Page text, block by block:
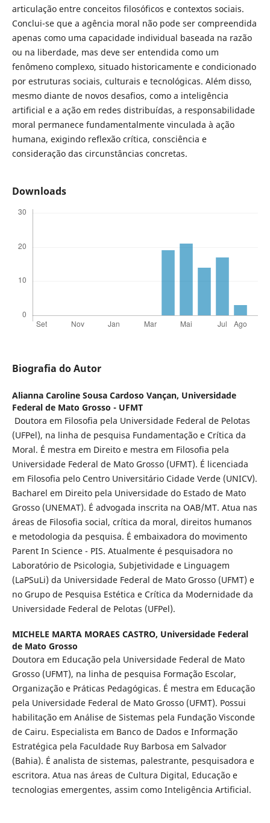
articulação entre conceitos filosóficos e contextos sociais.
Conclui-se que a agência moral não pode ser compreendida
apenas como uma capacidade individual baseada na razão
ou na liberdade, mas deve ser entendida como um
fenômeno complexo, situado historicamente e condicionado
por estruturas sociais, culturais e tecnológicas. Além disso,
mesmo diante de novos desafios, como a inteligência
artificial e a ação em redes distribuídas, a responsabilidade
moral permanece fundamentalmente vinculada à ação
humana, exigindo reflexão crítica, consciência e
consideração das circunstâncias concretas.
Downloads
Biografia do Autor
Alianna Caroline Sousa Cardoso Vançan, Universidade
Federal de Mato Grosso - UFMT
Doutora em Filosofia pela Universidade Federal de Pelotas
(UFPel), na linha de pesquisa Fundamentação e Crítica da
Moral. É mestra em Direito e mestra em Filosofia pela
Universidade Federal de Mato Grosso (UFMT). É licenciada
em Filosofia pelo Centro Universitário Cidade Verde (UNICV).
Bacharel em Direito pela Universidade do Estado de Mato
Grosso (UNEMAT). É advogada inscrita na OAB/MT. Atua nas
áreas de Filosofia social, crítica da moral, direitos humanos
e metodologia da pesquisa. É embaixadora do movimento
Parent In Science - PIS. Atualmente é pesquisadora no
Laboratório de Psicologia, Subjetividade e Linguagem
(LaPSuLi) da Universidade Federal de Mato Grosso (UFMT) e
no Grupo de Pesquisa Estética e Crítica da Modernidade da
Universidade Federal de Pelotas (UFPel).
MICHELE MARTA MORAES CASTRO, Universidade Federal
de Mato Grosso
Doutora em Educação pela Universidade Federal de Mato
Grosso (UFMT), na linha de pesquisa Formação Escolar,
Organização e Práticas Pedagógicas. É mestra em Educação
pela Universidade Federal de Mato Grosso (UFMT). Possui
habilitação em Análise de Sistemas pela Fundação Visconde
de Cairu. Especialista em Banco de Dados e Informação
Estratégica pela Faculdade Ruy Barbosa em Salvador
(Bahia). É analista de sistemas, palestrante, pesquisadora e
escritora. Atua nas áreas de Cultura Digital, Educação e
tecnologias emergentes, assim como Inteligência Artificial.